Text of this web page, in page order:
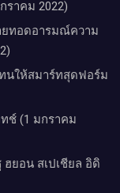
ราคม 2022)
ายทอดอารมณ์ความ
ทนให้สมาร์ทสุดฟอร์ม
ช์ (1 มกราคม
ฮยอน สเปเชียล อิดิ